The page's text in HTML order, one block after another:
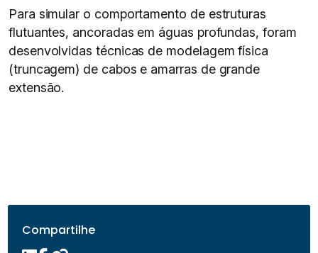
Para simular o comportamento de estruturas
flutuantes, ancoradas em águas profundas, foram
desenvolvidas técnicas de modelagem física
(truncagem) de cabos e amarras de grande
extensão.
Compartilhe